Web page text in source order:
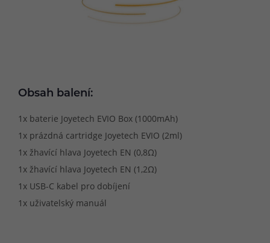
Obsah balení:
1x baterie Joyetech EVIO Box (1000mAh)
1x prázdná cartridge Joyetech EVIO (2ml)
1x žhavící hlava Joyetech EN (0,8Ω)
1x žhavící hlava Joyetech EN (1,2Ω)
1x USB-C kabel pro dobíjení
1x uživatelský manuál